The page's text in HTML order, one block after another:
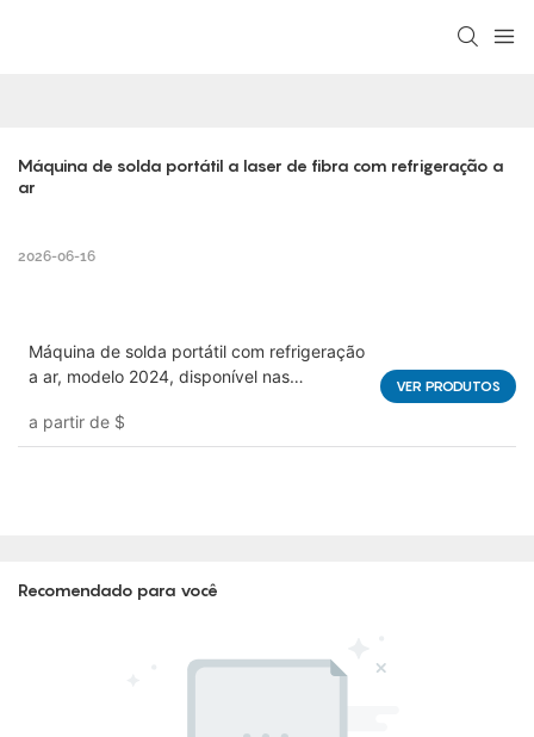
Máquina de solda portátil a laser de fibra com refrigeração a
ar
2026-06-16
Máquina de solda portátil com refrigeração
a ar, modelo 2024, disponível nas
a partir de $
VER PRODUTOS
Recomendado para você